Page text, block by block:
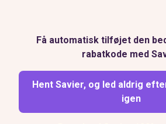
Få automatisk tilføjet den
rabatkode med
Hent Savier, og led aldrig
igen